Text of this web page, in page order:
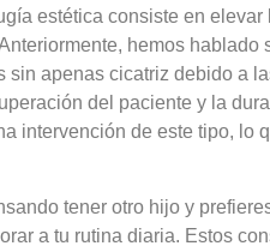
estética consiste en
hemos hablado
apenas cicatriz debido a
del paciente y la
intervención de este tipo, lo
tener otro hijo y
a tu rutina diaria. Estos